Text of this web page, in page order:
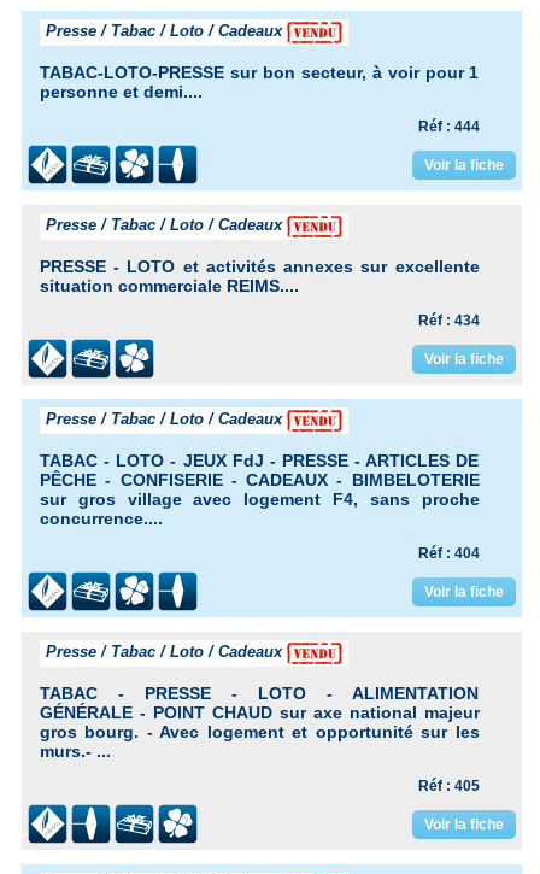
Presse / Tabac / Loto / Cadeaux
TABAC-LOTO-PRESSE sur bon secteur, à voir pour 1
personne et demi....
Réf : 444
Voir la fiche
Presse / Tabac / Loto / Cadeaux
PRESSE - LOTO et activités annexes sur excellente
situation commerciale REIMS....
Réf : 434
Voir la fiche
Presse / Tabac / Loto / Cadeaux
TABAC - LOTO - JEUX FdJ - PRESSE - ARTICLES DE
PÊCHE - CONFISERIE - CADEAUX - BIMBELOTERIE
sur gros village avec logement F4, sans proche
concurrence....
Réf : 404
Voir la fiche
Presse / Tabac / Loto / Cadeaux
TABAC - PRESSE - LOTO - ALIMENTATION
GÉNÉRALE - POINT CHAUD sur axe national majeur
gros bourg. - Avec logement et opportunité sur les
murs.- ...
Réf : 405
Voir la fiche